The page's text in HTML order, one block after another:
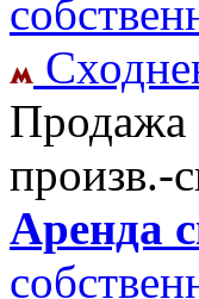
Продажа
произв.-
Аренда